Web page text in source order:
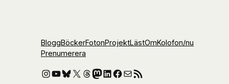
BloggBöckerFotonProjektLästOmKolofon/nu
Prenumerera
Instagram
YouTube
Bluesky
X Threads
Mastodon
LinkedIn
Facebook
E-postRSS-flöde